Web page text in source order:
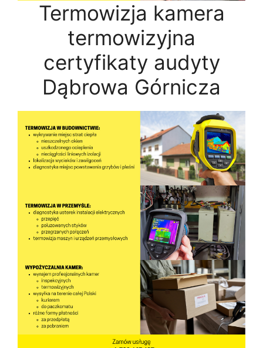
Termowizja kamera
termowizyjna
certyfikaty audyty
Dąbrowa Górnicza